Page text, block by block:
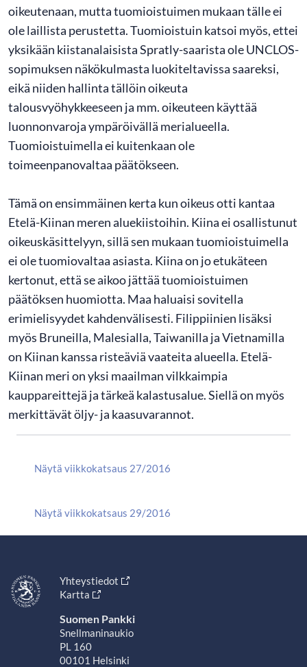
oikeutenaan, mutta tuomioistuimen mukaan tälle ei
ole laillista perustetta. Tuomioistuin katsoi myös, ettei
yksikään kiistanalaisista Spratly-saarista ole UNCLOS-
sopimuksen näkökulmasta luokiteltavissa saareksi,
eikä niiden hallinta tällöin oikeuta
talousvyöhykkeeseen ja mm. oikeuteen käyttää
luonnonvaroja ympäröivällä merialueella.
Tuomioistuimella ei kuitenkaan ole
toimeenpanovaltaa päätökseen.
Tämä on ensimmäinen kerta kun oikeus otti kantaa
Etelä-Kiinan meren aluekiistoihin. Kiina ei osallistunut
oikeuskäsittelyyn, sillä sen mukaan tuomioistuimella
ei ole tuomiovaltaa asiasta. Kiina on jo etukäteen
kertonut, että se aikoo jättää tuomioistuimen
päätöksen huomiotta. Maa haluaisi sovitella
erimielisyydet kahdenvälisesti. Filippiinien lisäksi
myös Bruneilla, Malesialla, Taiwanilla ja Vietnamilla
on Kiinan kanssa risteäviä vaateita alueella. Etelä-
Kiinan meri on yksi maailman vilkkaimpia
kauppareittejä ja tärkeä kalastusalue. Siellä on myös
merkittävät öljy- ja kaasuvarannot.
Näytä viikkokatsaus 27/2016
Näytä viikkokatsaus 29/2016
Yhteystiedot
Kartta
Suomen Pankki
Snellmaninaukio
PL 160
00101 Helsinki